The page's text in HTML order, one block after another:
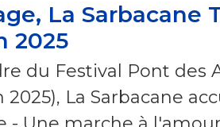
La Sarbacane
2025
du Festival Pont des
2025), La Sarbacane